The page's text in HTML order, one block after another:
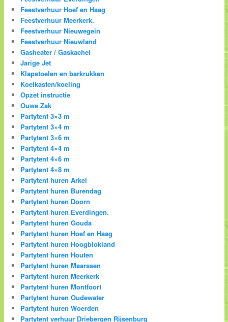
Feestverhuur Hoef en Haag
Feestverhuur Meerkerk.
Feestverhuur Nieuwegein
Feestverhuur Nieuwland
Gasheater / Gaskachel
Jarige Jet
Klapstoelen en barkrukken
Koelkasten/koeling
Opzet instructie
Ouwe Zak
Partytent 3×3 m
Partytent 3×4 m
Partytent 3×6 m
Partytent 4×4 m
Partytent 4×6 m
Partytent 4×8 m
Partytent huren Arkel
Partytent huren Burendag
Partytent huren Doorn
Partytent huren Everdingen.
Partytent huren Gouda
Partytent huren Hoef en Haag
Partytent huren Hoogblokland
Partytent huren Houten
Partytent huren Maarssen
Partytent huren Meerkerk
Partytent huren Montfoort
Partytent huren Oudewater
Partytent huren Woerden
Partytent verhuur Driebergen Rijsenburg